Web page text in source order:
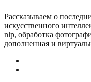
Рассказываем о
искусcтвенного
nlp, обработка
дополненная и